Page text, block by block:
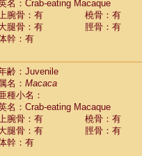
mitis doggetti
mitis albogularis(0)
mona
neglectus
nigroviridis(0)
petaurista buettikoferi
spp.(0)
cynosuros (0)
(14)
spp.
名：Crab-eating Macaque
腕骨：有
橈骨：有
腿骨：有
脛骨：有
幹：有
齢：Juvenile
名： Macaca
種小名：
名：Crab-eating Macaque
腕骨：有
橈骨：有
腿骨：有
脛骨：有
幹：有